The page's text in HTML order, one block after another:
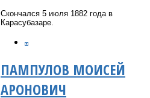
Скончался 5 июля 1882 года в
Карасубазаре.
ПАМПУЛОВ МОИСЕЙ
АРОНОВИЧ